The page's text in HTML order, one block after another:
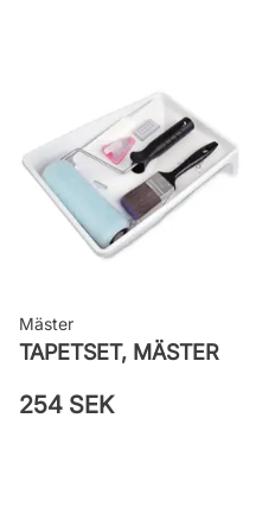
Mäster
TAPETSET, MÄSTER
254 SEK